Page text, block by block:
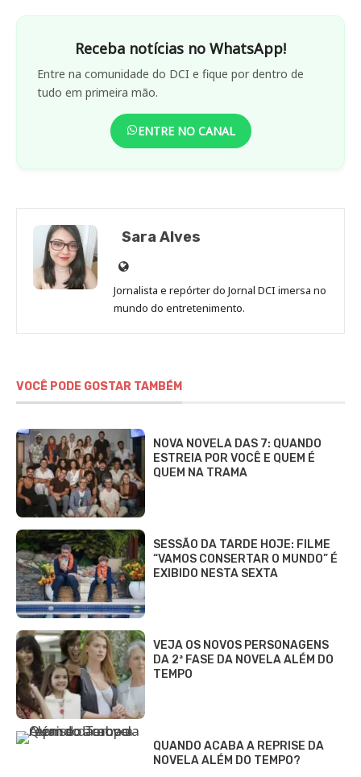
Receba notícias no WhatsApp!
Entre na comunidade do DCI e fique por dentro de
tudo em primeira mão.
ENTRE NO CANAL
Sara Alves
Site
de
Sara
Jornalista e repórter do Jornal DCI imersa no
mundo do entretenimento.
VOCÊ PODE GOSTAR TAMBÉM
NOVA NOVELA DAS 7: QUANDO
ESTREIA POR VOCÊ E QUEM É
QUEM NA TRAMA
SESSÃO DA TARDE HOJE: FILME
“VAMOS CONSERTAR O MUNDO” É
EXIBIDO NESTA SEXTA
VEJA OS NOVOS PERSONAGENS
DA 2ª FASE DA NOVELA ALÉM DO
TEMPO
QUANDO ACABA A REPRISE DA
NOVELA ALÉM DO TEMPO?